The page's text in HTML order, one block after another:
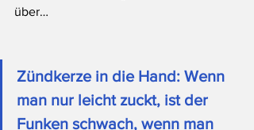
über…
Zündkerze in die Hand: Wenn
man nur leicht zuckt, ist der
Funken schwach, wenn man